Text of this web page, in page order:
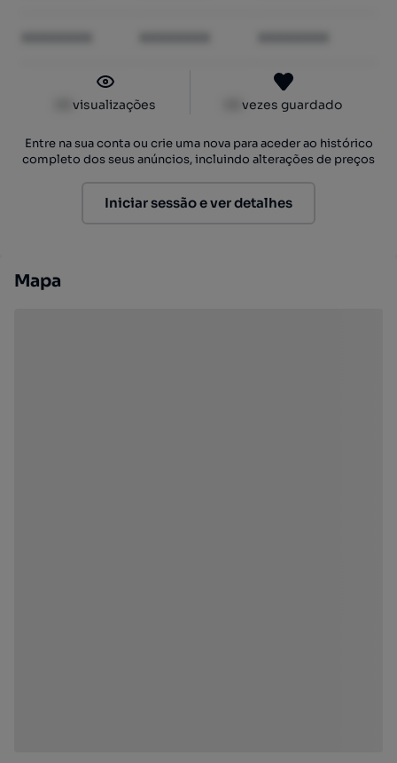
visualizações vezes guardado
Entre na sua conta ou crie uma nova para aceder ao histórico
completo dos seus anúncios, incluindo alterações de preços
Iniciar sessão e ver detalhes
Mapa